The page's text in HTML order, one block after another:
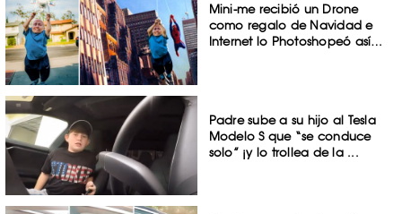
Mini-me recibió un Drone
como regalo de Navidad e
Internet lo Photoshopeó así…
Padre sube a su hijo al Tesla
Modelo S que “se conduce
solo” ¡y lo trollea de la ...